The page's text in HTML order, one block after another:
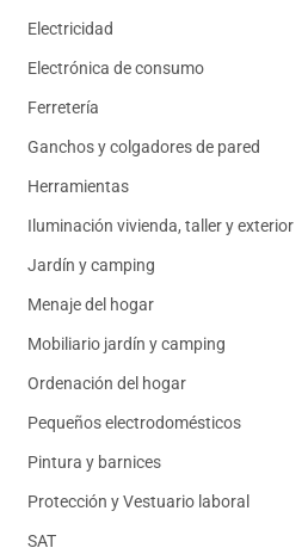
Electricidad
Electrónica de consumo
Ferretería
Ganchos y colgadores de pared
Herramientas
Iluminación vivienda, taller y exterior
Jardín y camping
Menaje del hogar
Mobiliario jardín y camping
Ordenación del hogar
Pequeños electrodomésticos
Pintura y barnices
Protección y Vestuario laboral
SAT